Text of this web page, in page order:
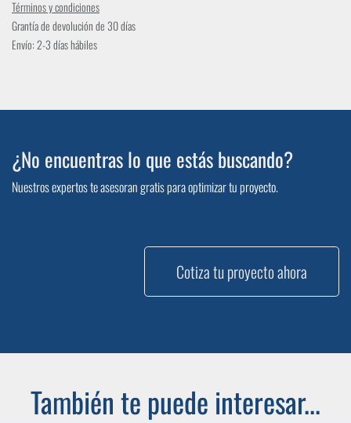
Términos y condiciones
Grantía de devolución de 30 días
Envío: 2-3 días hábiles
¿No encuentras lo que estás buscando?
Nuestros expertos te asesoran gratis para optimizar tu proyecto.
Cotiza tu proyecto ahora
También te puede interesar...